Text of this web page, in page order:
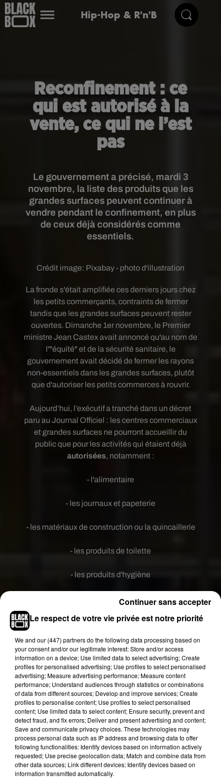
Hip-Hop & R'n'B
Reconfinement : ce
qui est autorisé à la
vente, ce qui ne l’est
pas
Le gouvernement a précisé, mardi 3
novembre, la liste des produits que les
grandes surfaces peuvent continuer à
vendre pendant le confinement, en plus
de ceux déjà considérés comme
essentiels.
Crédit image: Pixabay - photo d'illustration
La fronde s'était amplifiée ces derniers jours chez
les petits commerçants, contraints de fermer
tandis que les grandes surfaces peuvent rester
ouvertes. Dimanche 1er novembre, le Premier
ministre Jean Castex avait annoncé qu'au nom de
l'"équité" et de la sécurité sanitaire, le
gouvernement avait décidé de fermer les rayons
non-essentiels dans les grandes surfaces, plutôt
que d'autoriser les petits commerces à rouvrir.
Aujourd’hui, l’exécutif a tranché dans un décret
paru au Journal Officiel : les centres commerciaux
et grandes surfaces ne pourront accueillir du
public que pour les activités qui étaient déjà
autorisées, notamment :
- l'alimentaire
- les journaux et papeterie
- les matériaux de construction ou la quincaillerie
- les produits de toilette
- les produits d'hygiène
- les produits d'entretien
- les produits de puériculture
Ne sont plus autorisés :
- l'habillement
- les jouets
- l'ameublement
- les fleurs
- l'électroménager
Le gouvernement a laissé une "tolérance" jusqu'à
mercredi pour que les grandes surfaces mettent
Le respect de votre vie privée est notre priorité
We and our (447) partnersdo the following data processing based on
your consent and/or our legitimate interest: Store and/or access
information on a device; Use limited data to select advertising; Create
profiles for personalised advertising; Use profiles to select personalised
advertising; Measure advertising performance; Measure content
performance; Understand audiences through statistics or combinations
of data from different sources; Develop and improve services; Create
profiles to personalise content; Use profiles to select personalised
content; Use limited data to select content; Ensure security, prevent and
detect fraud, and fix errors; Deliver and present advertising and content;
Save and communicate privacy choices. These technologies may
process personal data such as IP address and browsing data to offer
following functionalities: Identify devices based on information actively
requested; Use precise geolocation data; Match and combine data from
other data sources; Link different devices; Identify devices based on
information transmitted automatically.
Continuer sans accepter